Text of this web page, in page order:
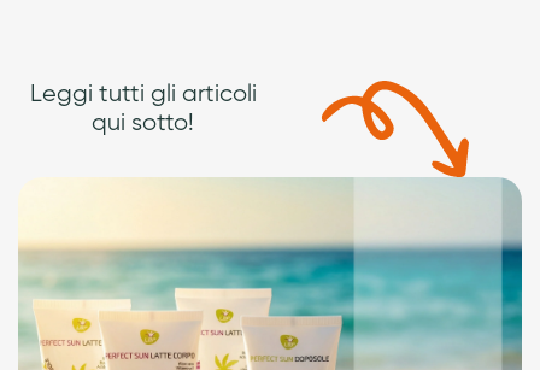
Leggi tutti gli articoli
qui sotto!